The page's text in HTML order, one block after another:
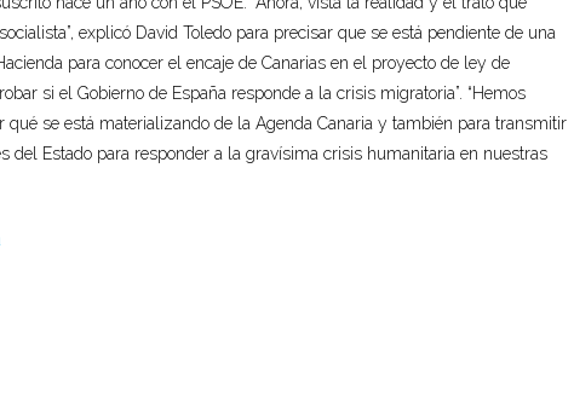
explicó David Toledo para precisar que se está pendiente de una
para conocer el encaje de Canarias en el proyecto de ley de
si el Gobierno de España responde a la crisis migratoria”. “Hemos
se está materializando de la Agenda Canaria y también para transmitir
del Estado para responder a la gravísima crisis humanitaria en nuestras